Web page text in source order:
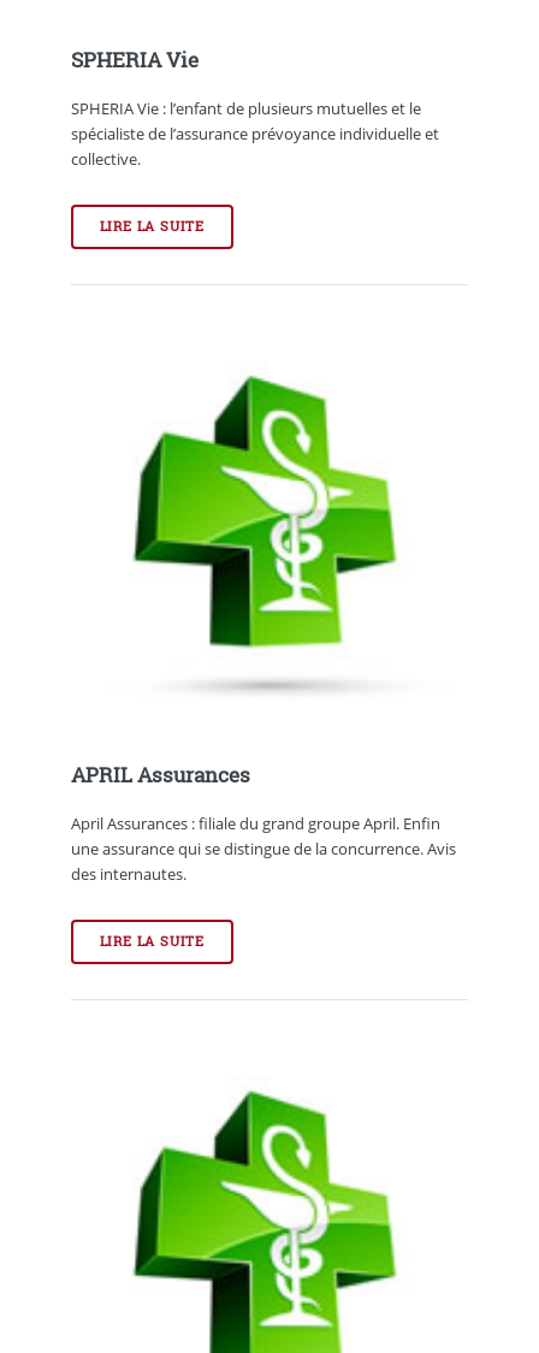
SPHERIA Vie
SPHERIA Vie : l’enfant de plusieurs mutuelles et le
spécialiste de l’assurance prévoyance individuelle et
collective.
LIRE LA SUITE
APRIL Assurances
April Assurances : filiale du grand groupe April. Enfin
une assurance qui se distingue de la concurrence. Avis
des internautes.
LIRE LA SUITE